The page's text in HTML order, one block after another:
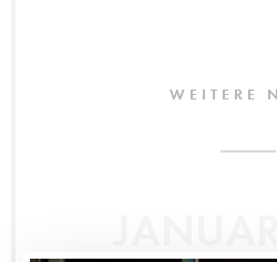
WEITERE